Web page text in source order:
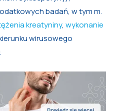
badań, w tym m.
kreatyniny, wykonanie
wirusowego